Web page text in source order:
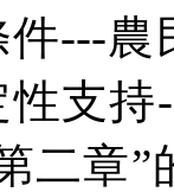
件---農
支持
二章”